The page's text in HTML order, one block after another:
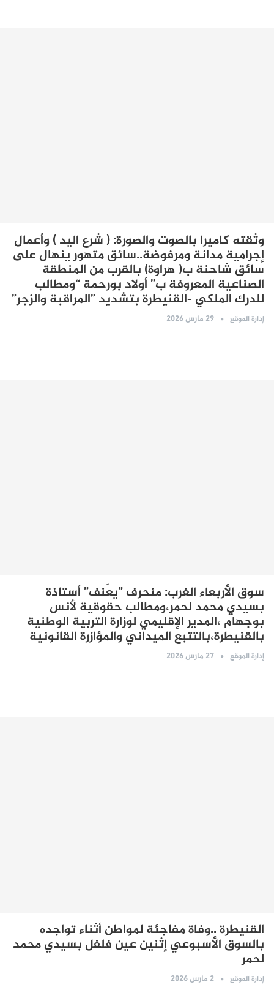
وثقته كاميرا بالصوت والصورة: ( شرع اليد ) وأعمال
إجرامية مدانة ومرفوضة..سائق متهور ينهال على
سائق شاحنة ب( هراوة) بالقرب من المنطقة
الصناعية المعروفة ب” أولاد بورحمة “ومطالب
للدرك الملكي -القنيطرة بتشديد ”المراقبة والزجر”
إدارة الموقع 29 مارس 2026
سوق الأربعاء الغرب: منحرف ”يعَنف” أستاذة
بسيدي محمد لحمر،ومطالب حقوقية لأنس
بوجهام ،المدير الإقليمي لوزارة التربية الوطنية
بالقنيطرة،بالتتبع الميداني والمؤازرة القانونية
إدارة الموقع 27 مارس 2026
القنيطرة ..وفاة مفاجئة لمواطن أثناء تواجده
بالسوق الأسبوعي إثنين عين فلفل بسيدي محمد
لحمر
إدارة الموقع 2 مارس 2026